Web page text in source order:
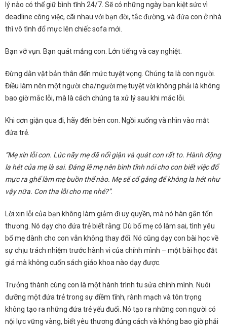
lý nào có thể giữ bình tĩnh 24/7. Sẽ có những ngày bạn kiệt sức vì
deadline công việc, cãi nhau với bạn đời, tắc đường, và đứa con ở nhà
thì vô tình đổ mực lên chiếc sofa mới.
Bạn vỡ vụn. Bạn quát mắng con. Lớn tiếng và cay nghiệt.
Đừng dằn vặt bản thân đến mức tuyệt vọng. Chúng ta là con người.
Điều làm nên một người cha/người mẹ tuyệt vời không phải là không
bao giờ mắc lỗi, mà là cách chúng ta xử lý sau khi mắc lỗi.
Khi cơn giận qua đi, hãy đến bên con. Ngồi xuống và nhìn vào mắt
đứa trẻ.
“Mẹ xin lỗi con. Lúc nãy mẹ đã nổi giận và quát con rất to. Hành động
la hét của mẹ là sai. Đáng lẽ mẹ nên bình tĩnh nói cho con biết việc đổ
mực ra ghế làm mẹ buồn thế nào. Mẹ sẽ cố gắng để không la hét như
vậy nữa. Con tha lỗi cho mẹ nhé?”.
Lời xin lỗi của bạn không làm giảm đi uy quyền, mà nó hàn gắn tổn
thương. Nó dạy cho đứa trẻ biết rằng: Dù bố mẹ có làm sai, tình yêu
bố mẹ dành cho con vẫn không thay đổi. Nó cũng dạy con bài học về
sự chịu trách nhiệm trước hành vi của chính mình – một bài học đắt
giá mà không cuốn sách giáo khoa nào dạy được.
Trưởng thành cùng con là một hành trình tu sửa chính mình. Nuôi
dưỡng một đứa trẻ trong sự điềm tĩnh, rành mạch và tôn trọng
không tạo ra những đứa trẻ yếu đuối. Nó tạo ra những con người có
nội lực vững vàng, biết yêu thương đúng cách và không bao giờ phải